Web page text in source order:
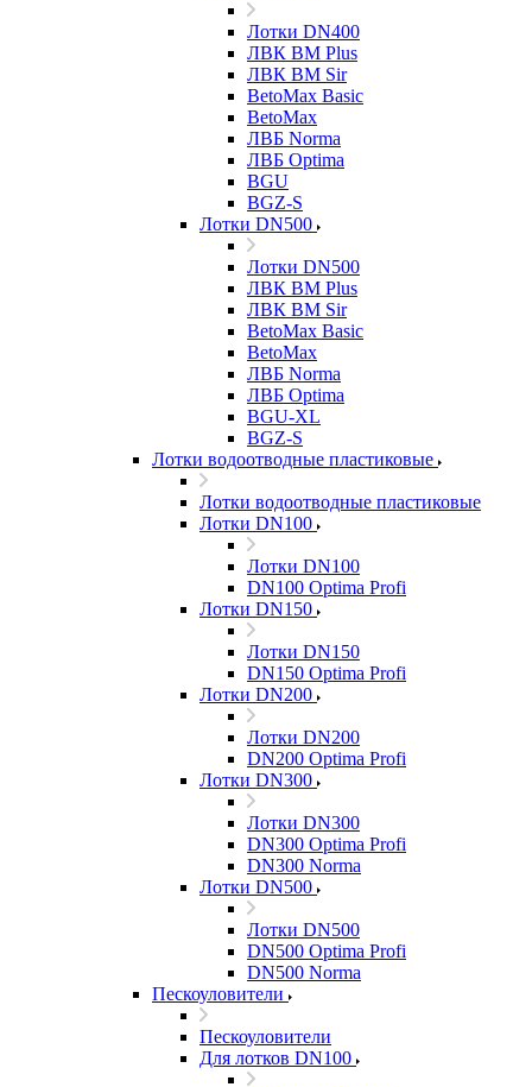
Лотки DN400
ЛВК ВМ Plus
ЛВК ВМ Sir
BetoMax Basic
BetoMax
ЛВБ Norma
ЛВБ Optima
BGU
BGZ-S
Лотки DN500
Лотки DN500
ЛВК ВМ Plus
ЛВК ВМ Sir
BetoMax Basic
BetoMax
ЛВБ Norma
ЛВБ Optima
BGU-XL
BGZ-S
Лотки водоотводные пластиковые
Лотки водоотводные пластиковые
Лотки DN100
Лотки DN100
DN100 Optima Profi
Лотки DN150
Лотки DN150
DN150 Optima Profi
Лотки DN200
Лотки DN200
DN200 Optima Profi
Лотки DN300
Лотки DN300
DN300 Optima Profi
DN300 Norma
Лотки DN500
Лотки DN500
DN500 Optima Profi
DN500 Norma
Пескоуловители
Пескоуловители
Для лотков DN100